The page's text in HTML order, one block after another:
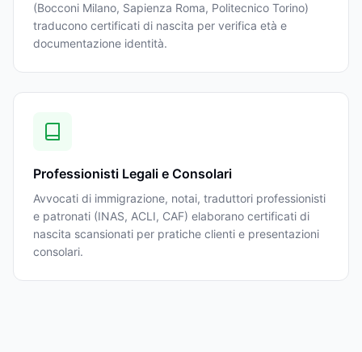
(Bocconi Milano, Sapienza Roma, Politecnico Torino)
traducono certificati di nascita per verifica età e
documentazione identità.
Professionisti Legali e Consolari
Avvocati di immigrazione, notai, traduttori professionisti
e patronati (INAS, ACLI, CAF) elaborano certificati di
nascita scansionati per pratiche clienti e presentazioni
consolari.